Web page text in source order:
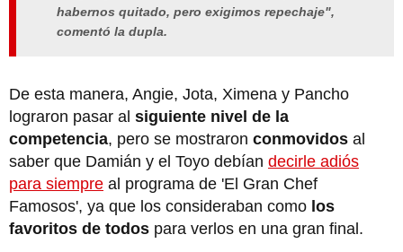
habernos quitado, pero exigimos repechaje",
comentó la dupla.
De esta manera, Angie, Jota, Ximena y Pancho
lograron pasar al siguiente nivel de la
competencia, pero se mostraron conmovidos al
saber que Damián y el Toyo debían decirle adiós
para siempre al programa de 'El Gran Chef
Famosos', ya que los consideraban como los
favoritos de todos para verlos en una gran final.